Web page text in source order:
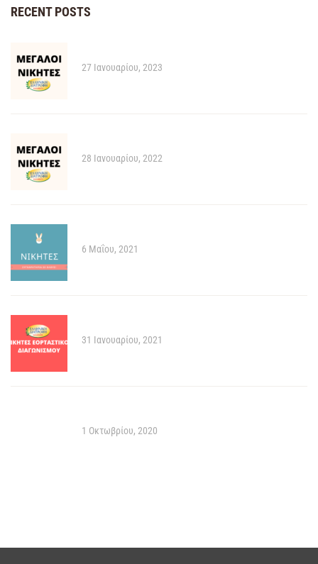
RECENT POSTS
27 Ιανουαρίου, 2023
28 Ιανουαρίου, 2022
6 Μαΐου, 2021
31 Ιανουαρίου, 2021
1 Οκτωβρίου, 2020